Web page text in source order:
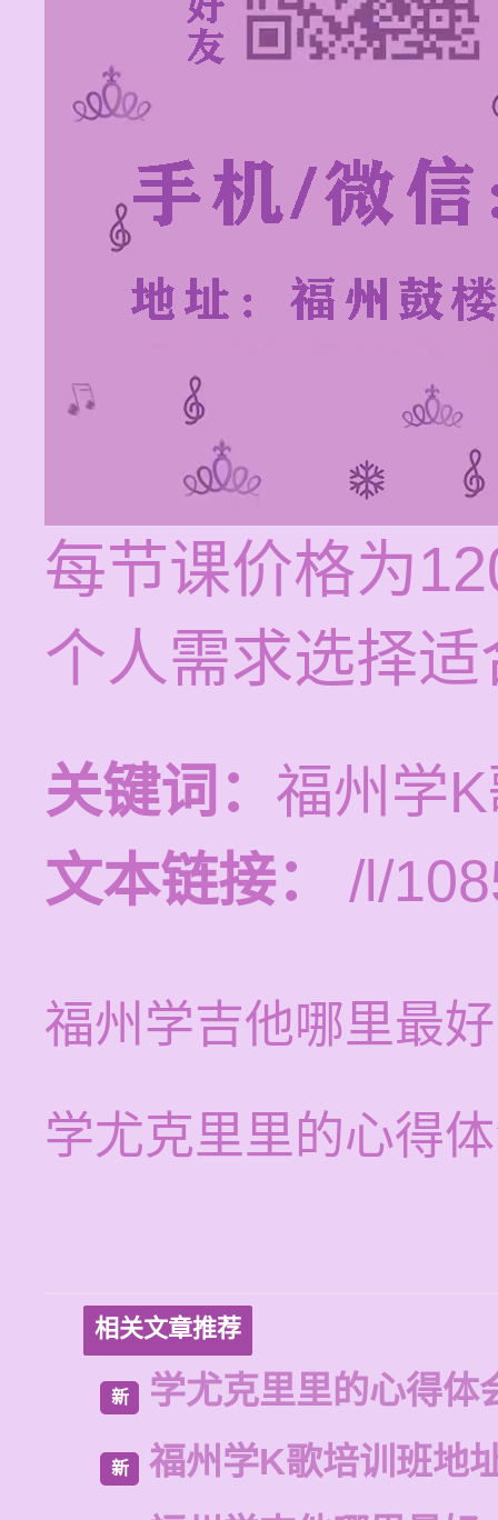
每节课价格为
个人需求选择
关键词： 福州学
文本链接：
/l/
福州学吉他哪里最好
学尤克里里的心得
相关文章推荐
新 学尤克里里的心得体
新
福州学K歌培训班地